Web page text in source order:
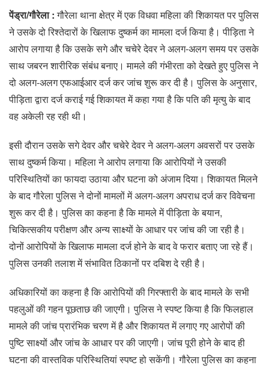
पेंड्रा/गौरेला :गौरेला थाना क्षेत्र में एक विधवा महिला की शिकायत पर पुलिस
ने उसके दो रिश्तेदारों के खिलाफ दुष्कर्म का मामला दर्ज किया है। पीड़िता ने
आरोप लगाया है कि उसके सगे और चचेरे देवर ने अलग-अलग समय पर उसके
साथ जबरन शारीरिक संबंध बनाए। मामले की गंभीरता को देखते हुए पुलिस ने
दो अलग-अलग एफआईआर दर्ज कर जांच शुरू कर दी है। पुलिस के अनुसार,
पीड़िता द्वारा दर्ज कराई गई शिकायत में कहा गया है कि पति की मृत्यु के बाद
वह अकेली रह रही थी।
इसी दौरान उसके सगे देवर और चचेरे देवर ने अलग-अलग अवसरों पर उसके
साथ दुष्कर्म किया। महिला ने आरोप लगाया कि आरोपियों ने उसकी
परिस्थितियों का फायदा उठाया और घटना को अंजाम दिया। शिकायत मिलने
के बाद गौरेला पुलिस ने दोनों मामलों में अलग-अलग अपराध दर्ज कर विवेचना
शुरू कर दी है। पुलिस का कहना है कि मामले में पीड़िता के बयान,
चिकित्सकीय परीक्षण और अन्य साक्ष्यों के आधार पर जांच की जा रही है।
दोनों आरोपियों के खिलाफ मामला दर्ज होने के बाद वे फरार बताए जा रहे हैं।
पुलिस उनकी तलाश में संभावित ठिकानों पर दबिश दे रही है।
अधिकारियों का कहना है कि आरोपियों की गिरफ्तारी के बाद मामले के सभी
पहलुओं की गहन पूछताछ की जाएगी। पुलिस ने स्पष्ट किया है कि फिलहाल
मामले की जांच प्रारंभिक चरण में है और शिकायत में लगाए गए आरोपों की
पुष्टि साक्ष्यों और जांच के आधार पर की जाएगी। जांच पूरी होने के बाद ही
घटना की वास्तविक परिस्थितियां स्पष्ट हो सकेंगी। गौरेला पुलिस का कहना